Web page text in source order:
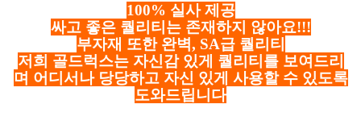
100% 실사 제공
싸고 좋은 퀄리티는 존재하지 않아요!!!
부자재 또한 완벽, SA급 퀄리티
저희 골드럭스는 자신감 있게 퀄리티를 보여드리
며 어디서나 당당하고 자신 있게 사용할 수 있도록
도와드립니다